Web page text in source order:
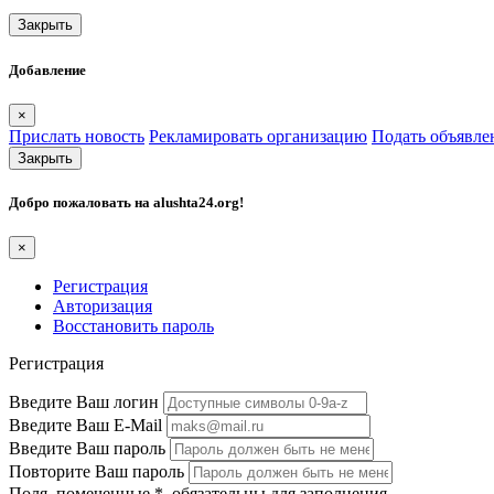
Закрыть
Добавление
×
Прислать новость Рекламировать организацию Подать
Закрыть
Добро пожаловать на alushta24.org!
×
Регистрация
Авторизация
Восстановить пароль
Регистрация
Введите Ваш логин
Введите Ваш E-Mail
Введите Ваш пароль
Повторите Ваш пароль